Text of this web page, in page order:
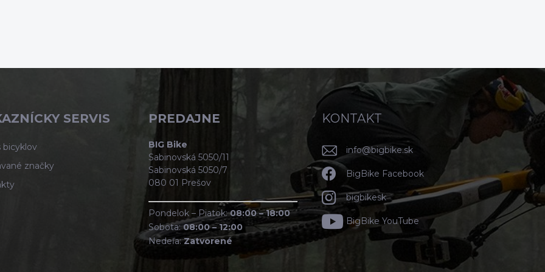
SERVIS
bicyklov
značky
PREDAJNE
BIG Bike
Sabinovská 5050/11
Sabinovská 5050/7
080 01 Prešov
Pondelok – Piatok:08:00 – 18:00
Sobota:08:00 – 12:00
Nedeľa:Zatvorené
KONTAKT
info@bigbike.sk
BigBike Facebook
bigbikesk
BigBike YouTube